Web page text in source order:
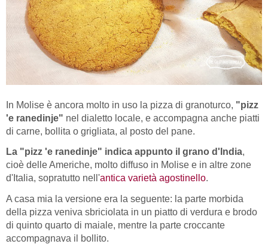
In Molise è ancora molto in uso la pizza di granoturco, "pizz
'e ranedinje" nel dialetto locale, e accompagna anche piatti
di carne, bollita o grigliata, al posto del pane.
La "pizz 'e ranedinje" indica appunto il grano d'India,
cioè delle Americhe, molto diffuso in Molise e in altre zone
d'Italia, sopratutto nell'antica varietà agostinello.
A casa mia la versione era la seguente: la parte morbida
della pizza veniva sbriciolata in un piatto di verdura e brodo
di quinto quarto di maiale, mentre la parte croccante
accompagnava il bollito.